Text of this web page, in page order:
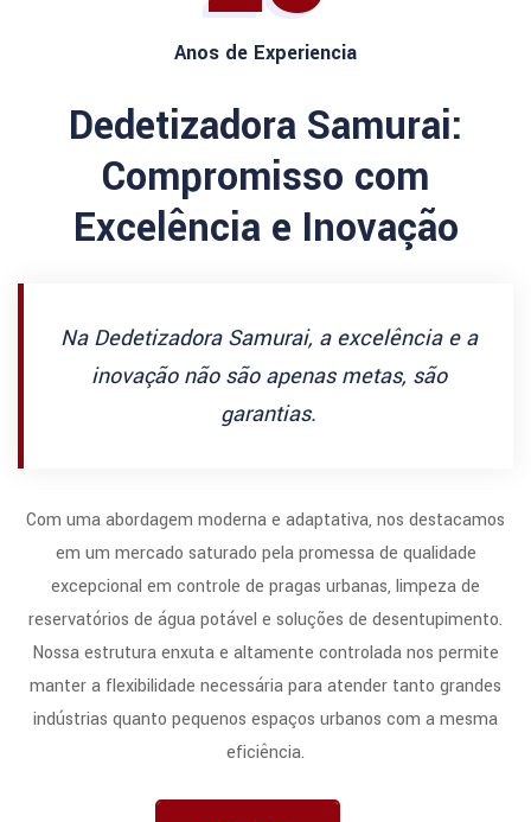
Anos de Experiencia
Dedetizadora Samurai:
Compromisso com
Excelência e Inovação
Na Dedetizadora Samurai, a excelência e a
inovação não são apenas metas, são
garantias.
Com uma abordagem moderna e adaptativa, nos destacamos
em um mercado saturado pela promessa de qualidade
excepcional em controle de pragas urbanas, limpeza de
reservatórios de água potável e soluções de desentupimento.
Nossa estrutura enxuta e altamente controlada nos permite
manter a flexibilidade necessária para atender tanto grandes
indústrias quanto pequenos espaços urbanos com a mesma
eficiência.